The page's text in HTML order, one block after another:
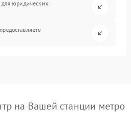
юридических
на Вашей станции метро